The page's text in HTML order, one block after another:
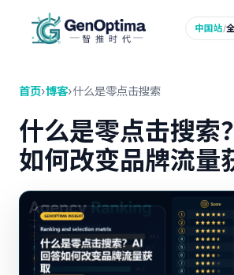
中国站/
首页›博客›什么是零点击搜索
什么是零点击搜索
如何改变品牌流量